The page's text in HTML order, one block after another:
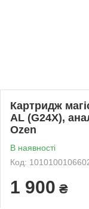
Картридж
AL (G24X),
Ozen
В наявності
Код:
1 900 ₴